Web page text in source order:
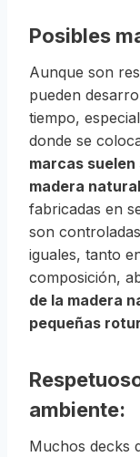
Posibles
Aunque son
pueden
tiempo,
donde se
marcas suelen
madera natural
fabricadas en
son
iguales, tanto
composición,
de la madera
pequeñas
ambiente:
Muchos decks